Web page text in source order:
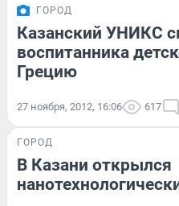
ГОРОД
Казанский УНИКС
воспитанника
Грецию
27 ноября, 2012, 16:06 617
ГОРОД
В Казани открылся